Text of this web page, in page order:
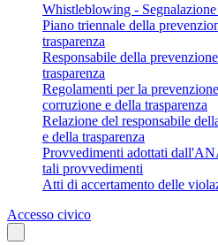
Whistleblowing -
Piano triennale della
trasparenza
Responsabile della
trasparenza
Regolamenti per la
corruzione e della trasparenza
Relazione del responsabile
e della trasparenza
Provvedimenti adottati
tali provvedimenti
Atti di accertamento delle
Accesso civico